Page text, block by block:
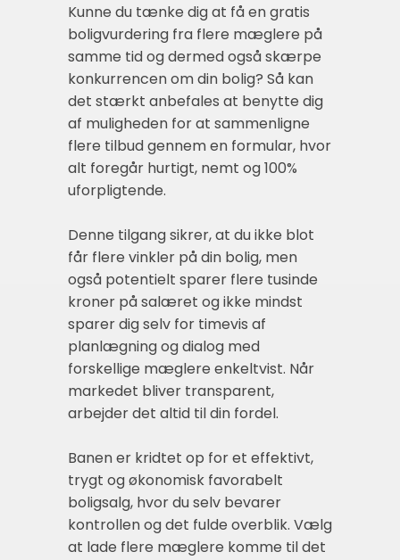
Kunne du tænke dig at få en gratis
boligvurdering fra flere mæglere på
samme tid og dermed også skærpe
konkurrencen om din bolig? Så kan
det stærkt anbefales at benytte dig
af muligheden for at sammenligne
flere tilbud gennem en formular, hvor
alt foregår hurtigt, nemt og 100%
uforpligtende.
Denne tilgang sikrer, at du ikke blot
får flere vinkler på din bolig, men
også potentielt sparer flere tusinde
kroner på salæret og ikke mindst
sparer dig selv for timevis af
planlægning og dialog med
forskellige mæglere enkeltvist. Når
markedet bliver transparent,
arbejder det altid til din fordel.
Banen er kridtet op for et effektivt,
trygt og økonomisk favorabelt
boligsalg, hvor du selv bevarer
kontrollen og det fulde overblik. Vælg
at lade flere mæglere komme til det